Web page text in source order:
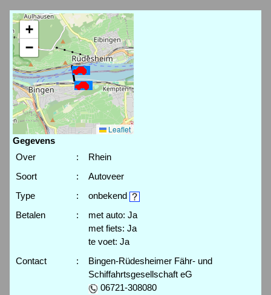
+
−
Leaflet
Gegevens
Over
:
Rhein
Soort
:
Autoveer
Type
:
onbekend
Betalen
:
met auto: Ja
met fiets: Ja
te voet: Ja
Contact
:
Bingen-Rüdesheimer Fähr- und
Schiffahrtsgesellschaft eG
06721-308080